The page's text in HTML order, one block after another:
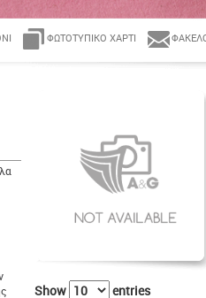
ΦΩΤΟΤΥΠΙΚΌ ΧΑΡΤΊ
Show entries